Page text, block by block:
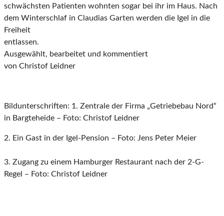
schwächsten Patienten wohnten sogar bei ihr im Haus. Nach
dem Winterschlaf in Claudias Garten werden die Igel in die
Freiheit
entlassen.
Ausgewählt, bearbeitet und kommentiert
von Christof Leidner
Bildunterschriften: 1. Zentrale der Firma „Getriebebau Nord“
in Bargteheide – Foto: Christof Leidner
2. Ein Gast in der Igel-Pension – Foto: Jens Peter Meier
3. Zugang zu einem Hamburger Restaurant nach der 2-G-
Regel – Foto: Christof Leidner